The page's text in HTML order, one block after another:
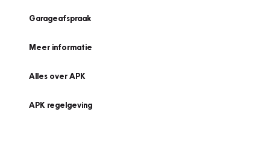
Garageafspraak
Meer informatie
Alles over APK
APK regelgeving